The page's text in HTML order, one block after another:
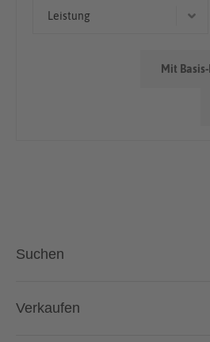
Leistung
Mit
Suchen
Auto kaufen
Verkaufen